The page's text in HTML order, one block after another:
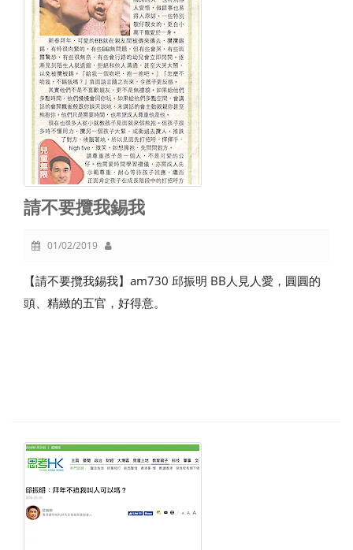
請不要攬我錫我
01/02/2019
【請不要攬我錫我】am730 邱振明 BB人見人愛，圓圓的
頭、精緻的五官，好得意。